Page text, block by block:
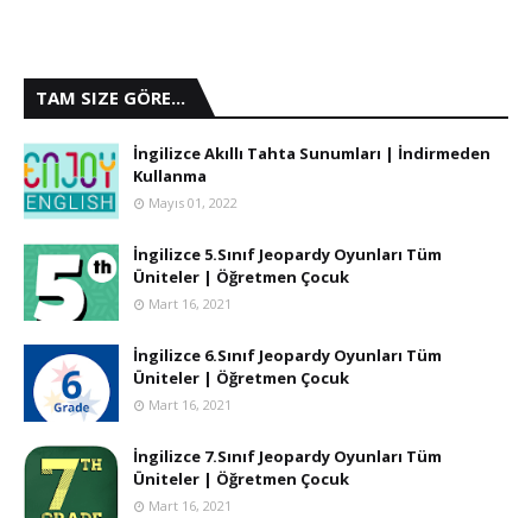
TAM SIZE GÖRE...
İngilizce Akıllı Tahta Sunumları | İndirmeden
Kullanma
Mayıs 01, 2022
İngilizce 5.Sınıf Jeopardy Oyunları Tüm
Üniteler | Öğretmen Çocuk
Mart 16, 2021
İngilizce 6.Sınıf Jeopardy Oyunları Tüm
Üniteler | Öğretmen Çocuk
Mart 16, 2021
İngilizce 7.Sınıf Jeopardy Oyunları Tüm
Üniteler | Öğretmen Çocuk
Mart 16, 2021